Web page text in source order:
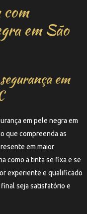
em São
em
em pele negra em
que compreenda as
em maior
como a tinta se fixa e se
experiente e qualificado
seja satisfatório e